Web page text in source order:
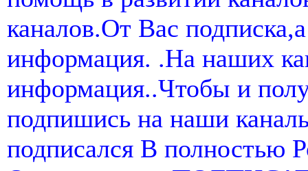
каналов.От Вас
информация. .На наших
информация..Чтобы и
подпишись на наши
подписался В полностью